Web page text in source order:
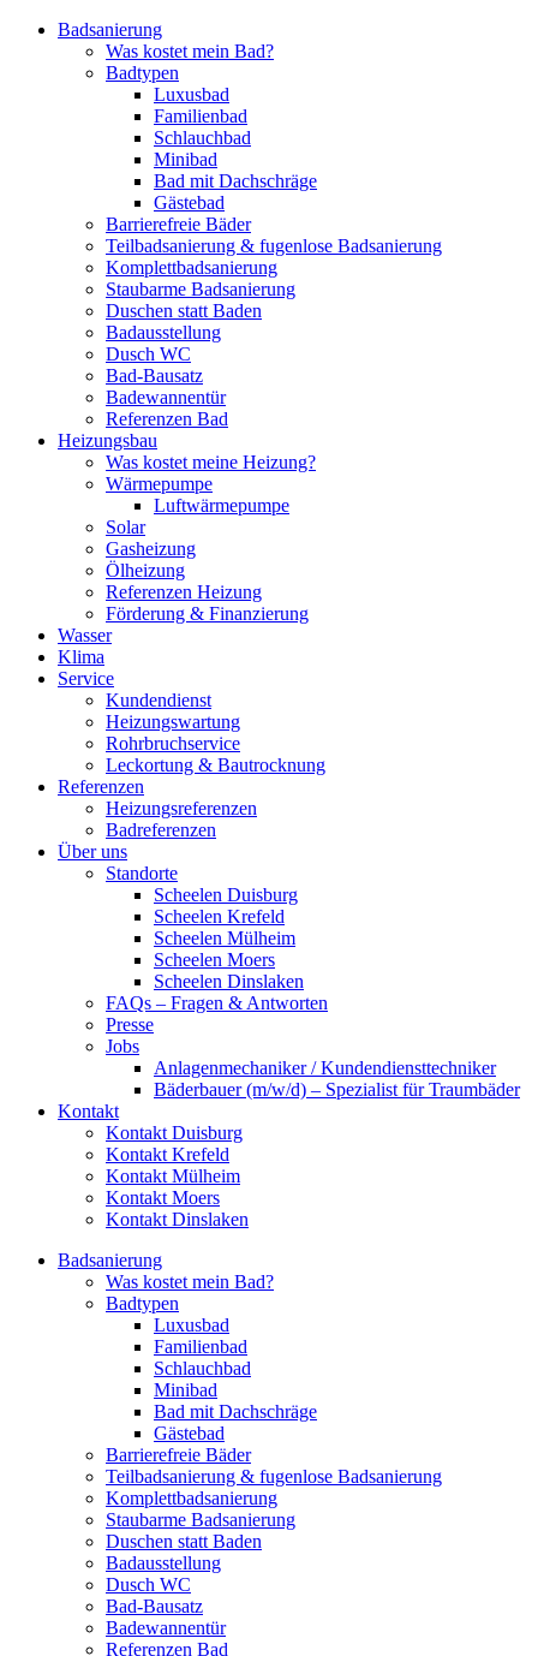
Badsanierung
Was kostet mein Bad?
Badtypen
Luxusbad
Familienbad
Schlauchbad
Minibad
Bad mit Dachschräge
Gästebad
Barrierefreie Bäder
Teilbadsanierung & fugenlose Badsanierung
Komplettbadsanierung
Staubarme Badsanierung
Duschen statt Baden
Badausstellung
Dusch WC
Bad-Bausatz
Badewannentür
Referenzen Bad
Heizungsbau
Was kostet meine Heizung?
Wärmepumpe
Luftwärmepumpe
Solar
Gasheizung
Ölheizung
Referenzen Heizung
Förderung & Finanzierung
Wasser
Klima
Service
Kundendienst
Heizungswartung
Rohrbruchservice
Leckortung & Bautrocknung
Referenzen
Heizungsreferenzen
Badreferenzen
Über uns
Standorte
Scheelen Duisburg
Scheelen Krefeld
Scheelen Mülheim
Scheelen Moers
Scheelen Dinslaken
FAQs – Fragen & Antworten
Presse
Jobs
Anlagenmechaniker / Kundendiensttechniker
Bäderbauer (m/w/d) – Spezialist für Traumbäder
Kontakt
Kontakt Duisburg
Kontakt Krefeld
Kontakt Mülheim
Kontakt Moers
Kontakt Dinslaken
Badsanierung
Was kostet mein Bad?
Badtypen
Luxusbad
Familienbad
Schlauchbad
Minibad
Bad mit Dachschräge
Gästebad
Barrierefreie Bäder
Teilbadsanierung & fugenlose Badsanierung
Komplettbadsanierung
Staubarme Badsanierung
Duschen statt Baden
Badausstellung
Dusch WC
Bad-Bausatz
Badewannentür
Referenzen Bad